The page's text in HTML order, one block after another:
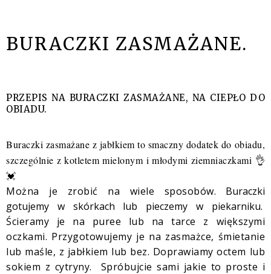
BURACZKI ZASMAŻANE.
PRZEPIS NA BURACZKI ZASMAŻANE, NA CIEPŁO DO
OBIADU.
Buraczki zasmażane z jabłkiem to smaczny dodatek do obiadu,
szczególnie zkotletem mielonym i młodymi ziemniaczkami 👌
💓
Można je zrobić na wiele sposobów. Buraczki
gotujemy w skórkach lub pieczemy w piekarniku.
Ścieramy je na puree lub na tarce z większymi
oczkami. Przygotowujemy je na zasmażce, śmietanie
lub maśle, z jabłkiem lub bez. Doprawiamy octem lub
sokiem z cytryny. Spróbujcie sami jakie to proste i